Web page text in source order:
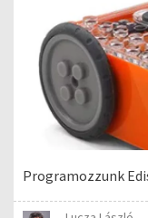
Programozzunk